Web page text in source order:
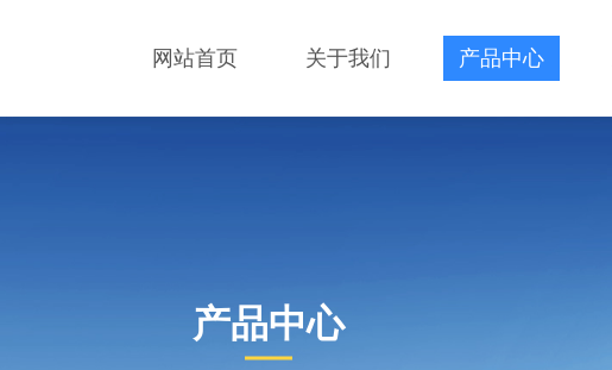
网站首页 关于我们 产品中心
产品中心